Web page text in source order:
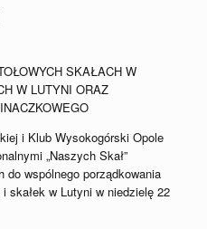
SKAŁACH W
W LUTYNI ORAZ
i Klub Wysokogórski Opole
„Naszych Skał”
wspólnego porządkowania
skałek w Lutyni w niedzielę 22